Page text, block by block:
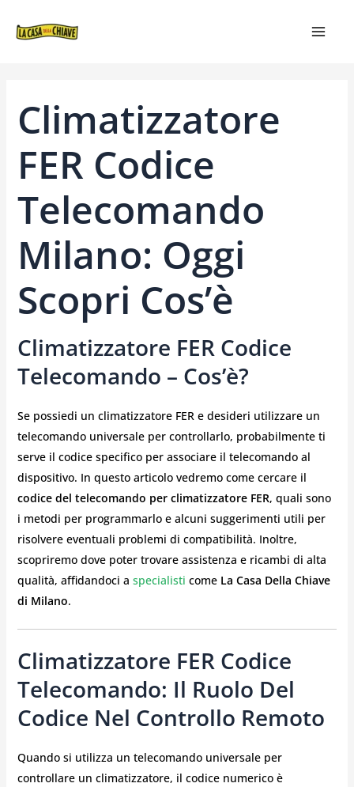
Climatizzatore
FER Codice
Telecomando
Milano: Oggi
Scopri Cos’è
Climatizzatore FER Codice
Telecomando – Cos’è?
Se possiedi un climatizzatore FER e desideri utilizzare un
telecomando universale per controllarlo, probabilmente ti
serve il codice specifico per associare il telecomando al
dispositivo. In questo articolo vedremo come cercare il
codice del telecomando per climatizzatore FER, quali sono
i metodi per programmarlo e alcuni suggerimenti utili per
risolvere eventuali problemi di compatibilità. Inoltre,
scopriremo dove poter trovare assistenza e ricambi di alta
qualità, affidandoci a specialisti come La Casa Della Chiave
di Milano.
Climatizzatore FER Codice
Telecomando: Il Ruolo Del
Codice Nel Controllo Remoto
Quando si utilizza un telecomando universale per
controllare un climatizzatore, il codice numerico è
ARTICOLI